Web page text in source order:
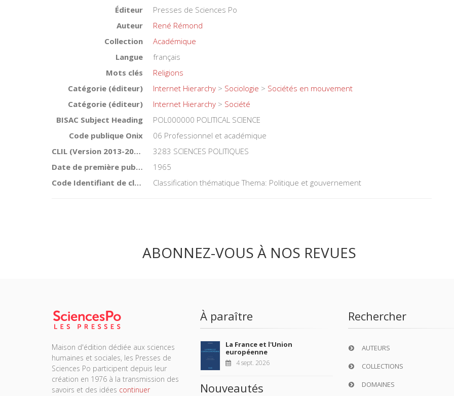
Éditeur
Presses de Sciences Po
Auteur
René Rémond
Collection
Académique
Langue
français
Mots clés
Religions
Catégorie (éditeur)
Internet Hierarchy > Sociologie > Sociétés en mouvement
Catégorie (éditeur)
Internet Hierarchy > Société
BISAC Subject Heading
POL000000 POLITICAL SCIENCE
Code publique Onix
06 Professionnel et académique
CLIL (Version 2013-2019 )
3283 SCIENCES POLITIQUES
Date de première publication du titre
1965
Code Identifiant de classement sujet
Classification thématique Thema: Politique et gouvernement
ABONNEZ-VOUS À NOS REVUES
Maison d'édition dédiée aux sciences
humaines et sociales, les Presses de
Sciences Po participent depuis leur
création en 1976 à la transmission des
savoirs et des idées continuer
À paraître
La France et l'Union
européenne
4 sept. 2026
Nouveautés
Rechercher
AUTEURS
COLLECTIONS
DOMAINES